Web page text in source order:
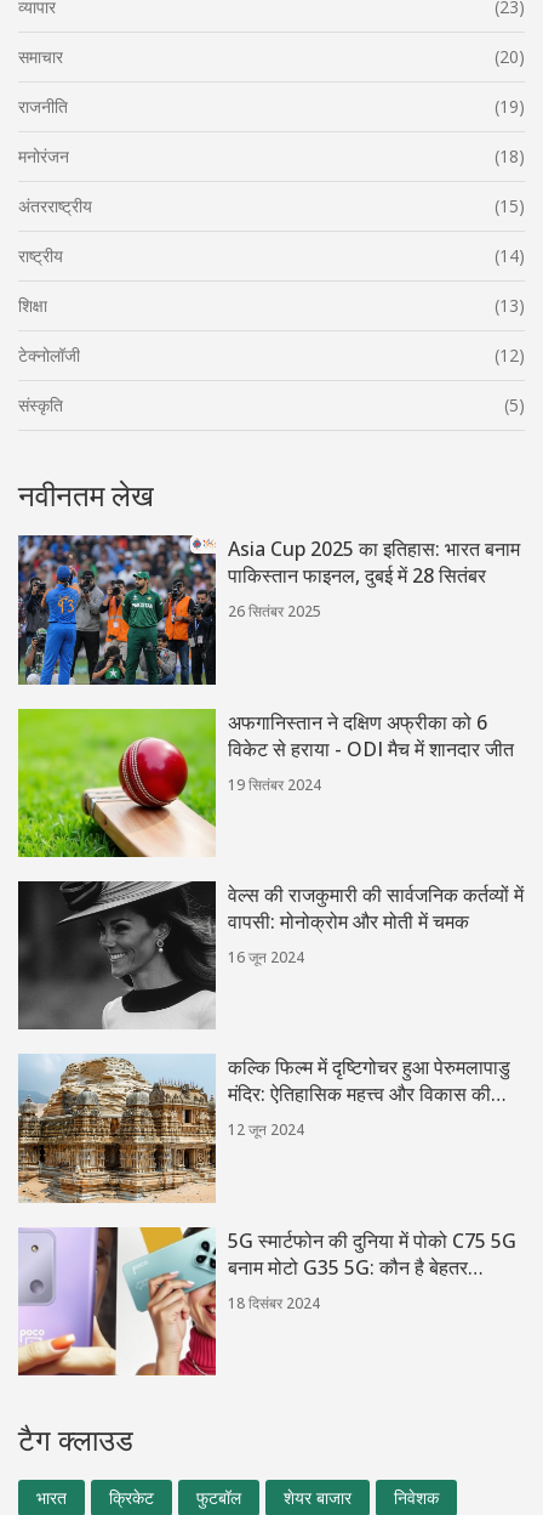
व्यापार (23)
समाचार (20)
राजनीति (19)
मनोरंजन (18)
अंतरराष्ट्रीय (15)
राष्ट्रीय (14)
शिक्षा (13)
टेक्नोलॉजी (12)
संस्कृति (5)
नवीनतम लेख
Asia Cup 2025 का इतिहास: भारत बनाम
पाकिस्तान फाइनल, दुबई में 28 सितंबर
26 सितंबर 2025
अफगानिस्तान ने दक्षिण अफ्रीका को 6
विकेट से हराया - ODI मैच में शानदार जीत
19 सितंबर 2024
वेल्स की राजकुमारी की सार्वजनिक कर्तव्यों में
वापसी: मोनोक्रोम और मोती में चमक
16 जून 2024
कल्कि फिल्म में दृष्टिगोचर हुआ पेरुमलापाडु
मंदिर: ऐतिहासिक महत्त्व और विकास की
संभावनाएँ
12 जून 2024
5G स्मार्टफोन की दुनिया में पोको C75 5G
बनाम मोटो G35 5G: कौन है बेहतर
विकल्प?
18 दिसंबर 2024
टैग क्लाउड
भारत क्रिकेट फुटबॉल शेयर बाजार निवेशक